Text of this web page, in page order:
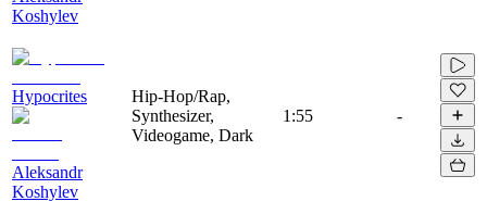
Koshylev
Hypocrites
Aleksandr
Koshylev
Hip-Hop/Rap,
Synthesizer,
Videogame, Dark
1:55 -